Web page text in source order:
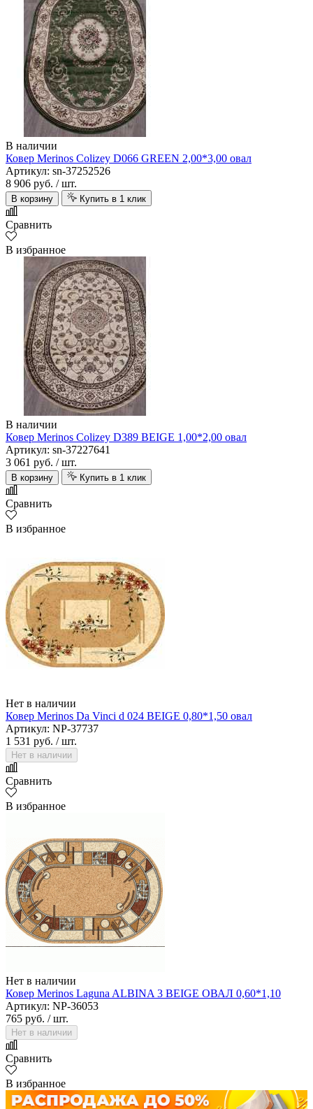
В наличии
Ковер Merinos Colizey D066 GREEN 2,00*3,00 овал
Артикул: sn-37252526
8 906 руб. / шт.
В корзину Купить в 1 клик
Сравнить
В избранное
В наличии
Ковер Merinos Colizey D389 BEIGE 1,00*2,00 овал
Артикул: sn-37227641
3 061 руб. / шт.
В корзину Купить в 1 клик
Сравнить
В избранное
Нет в наличии
Ковер Merinos Da Vinci d 024 BEIGE 0,80*1,50 овал
Артикул: NP-37737
1 531 руб. / шт.
Нет в наличии
Сравнить
В избранное
Нет в наличии
Ковер Merinos Laguna ALBINA 3 BEIGE ОВАЛ 0,60*1,10
Артикул: NP-36053
765 руб. / шт.
Нет в наличии
Сравнить
В избранное